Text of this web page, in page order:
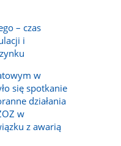
– czas
i
w
się spotkanie
działania
w
z awarią